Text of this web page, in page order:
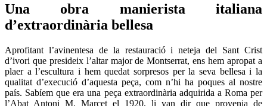
Una obra manierista italiana
d’extraordinària bellesa
Aprofitant l’avinentesa de la restauració i neteja del Sant Crist
d’ivori que presideix l’altar major de Montserrat, ens hem apropat a
plaer a l’escultura i hem quedat sorpresos per la seva bellesa i la
qualitat d’execució d’aquesta peça, com n’hi ha poques al nostre
país. Sabíem que era una peça extraordinària adquirida a Roma per
l’Abat Antoni M. Marcet el 1920, li van dir que provenia de